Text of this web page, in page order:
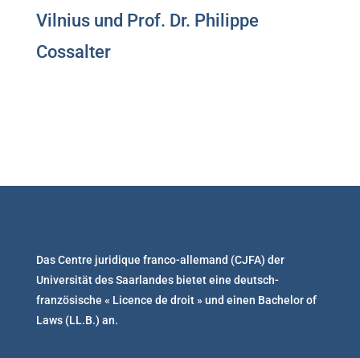
Vilnius und Prof. Dr. Philippe
Cossalter
Das Centre juridique franco-allemand (CJFA) der
Universität des Saarlandes bietet eine deutsch-
französische « Licence de droit » und einen Bachelor of
Laws (LL.B.) an.